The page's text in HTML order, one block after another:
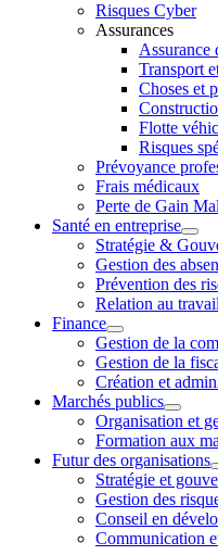
Risques Cyber
Assurances
Assurance
Transport
Choses et
Flotte
Risques
Prévoyance
Frais médicaux
Perte de Gain
Santé en entreprise
Stratégie &
Gestion des
Prévention des
Relation au
Finance
Gestion de la
Gestion de la
Création et
Marchés publics
Organisation et
Formation aux
Futur des organisations
Stratégie et
Gestion des
Conseil en
Communication